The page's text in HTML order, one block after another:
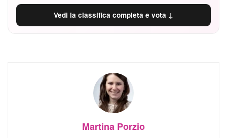
Vedi la classifica completa e vota ↓
Martina Porzio